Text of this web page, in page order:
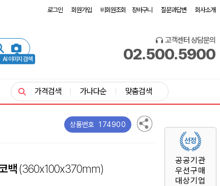
로그인 회원가입 비회원조회 장바구니 질문과답변 회사소개
AI 이미지 검색
고객센터 상담문의
02.500.5900
공공기관
우선구매
대상기업
가격검색 가나다순 맞춤검색
상품번호 174900
백(360x100x370mm)